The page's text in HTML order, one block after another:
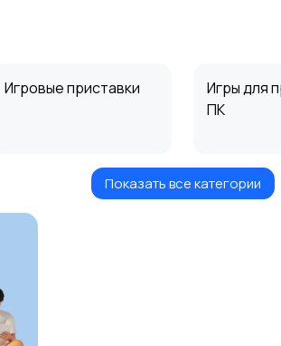
Игровые приставки
Игры для
ПК
Музыкальные
инструменты
Показать все категории